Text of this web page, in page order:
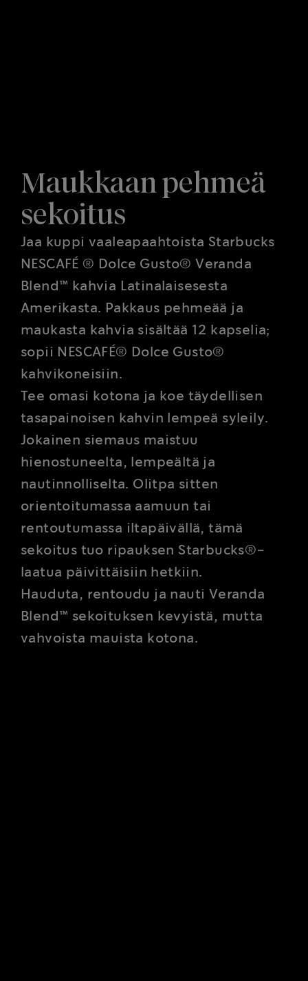
Maukkaan pehmeä
sekoitus
Jaa kuppi vaaleapaahtoista Starbucks
NESCAFÉ ® Dolce Gusto® Veranda
Blend™ kahvia Latinalaisesesta
Amerikasta. Pakkaus pehmeää ja
maukasta kahvia sisältää 12 kapselia;
sopii NESCAFÉ® Dolce Gusto®
kahvikoneisiin.
Tee omasi kotona ja koe täydellisen
tasapainoisen kahvin lempeä syleily.
Jokainen siemaus maistuu
hienostuneelta, lempeältä ja
nautinnolliselta. Olitpa sitten
orientoitumassa aamuun tai
rentoutumassa iltapäivällä, tämä
sekoitus tuo ripauksen Starbucks®-
laatua päivittäisiin hetkiin.
Hauduta, rentoudu ja nauti Veranda
Blend™ sekoituksen kevyistä, mutta
vahvoista mauista kotona.